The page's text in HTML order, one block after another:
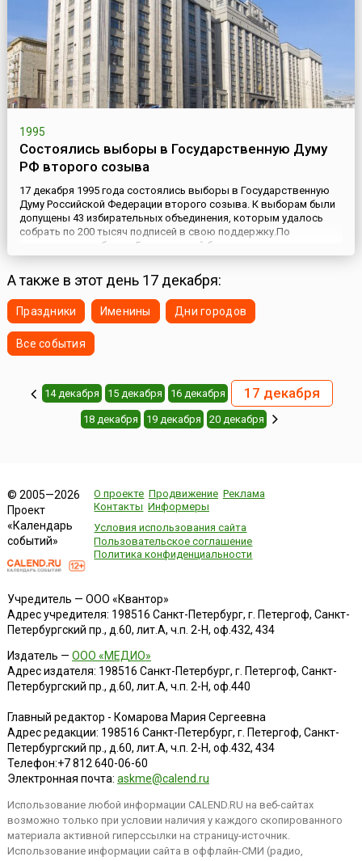
1995
Состоялись выборы в Государственную Думу
РФ второго созыва
17 декабря 1995 года состоялись выборы в Государственную
Думу Российской Федерации второго созыва. К выборам были
допущены 43 избирательных объединения, которым удалось
собрать по 200 тысяч подписей в свою поддержку.По
результатам выборов 5-процентный барьер перешагнули
четыре объединения: Коммунистическая партия РФ (КПРФ),
Либерально-демократическая партия России (ЛДПР), Наш дом –
Россия (НДР...
А также в этот день 17 декабря:
Праздники Именины Дни городов
Все события
14 декабря 15 декабря 16 декабря 17 декабря
18 декабря 19 декабря 20 декабря
© 2005—2026
Проект
«Календарь
событий»
О проекте Продвижение Реклама
Контакты Информеры
Условия использования сайта
Пользовательское соглашение
Политика конфиденциальности
Учредитель — ООО «Квантор»
Адрес учредителя: 198516 Санкт-Петербург, г. Петергоф, Санкт-
Петербургский пр., д.60, лит.А, ч.п. 2-Н, оф.432, 434
Издатель — ООО «МЕДИО»
Адрес издателя: 198516 Санкт-Петербург, г. Петергоф, Санкт-
Петербургский пр., д.60, лит.А, ч.п. 2-Н, оф.440
Главный редактор - Комарова Мария Сергеевна
Адрес редакции: 198516 Санкт-Петербург, г. Петергоф, Санкт-
Петербургский пр., д.60, лит.А, ч.п. 2-Н, оф.432, 434
Телефон:+7 812 640-06-60
Электронная почта: askme@calend.ru
Использование любой информации CALEND.RU на веб-сайтах
возможно только при условии наличия у каждого скопированного
материала активной гиперссылки на страницу-источник.
Использование информации сайта в оффлайн-СМИ (радио,